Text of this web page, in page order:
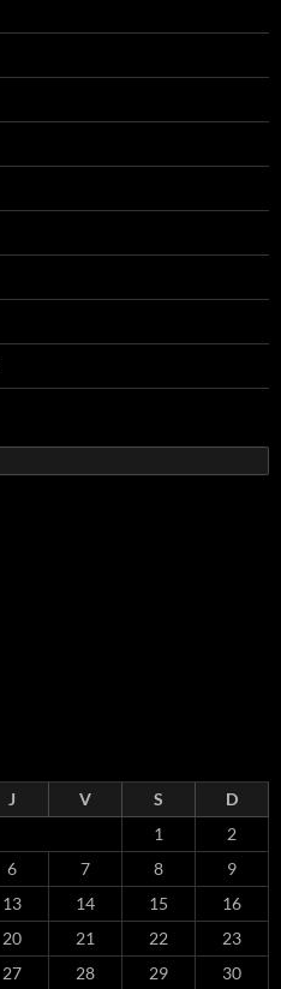
J V S
D
1
2
6 7 8
9
13 14 15
16
20 21 22
23
27 28 29 30